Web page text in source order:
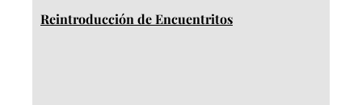
Reintroducción de Encuentritos